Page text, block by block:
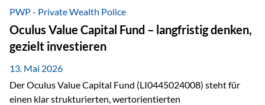
klassischer „Sicherheitsanker“ gilt, bieten Silber, Platin und
Palladium zusätzlich die Chance, von technologischen
Entwicklungen zu profitieren. Die Nachfrage entsteht nicht
nur durch Anleger, sondern vor allem durch die Industrie.
Gerade in…
PWP - Private Wealth Police
Oculus Value Capital Fund – langfristig denken,
gezielt investieren
13. Mai 2026
Der Oculus Value Capital Fund (LI0445024008) steht für
einen klar strukturierten, wertorientierten